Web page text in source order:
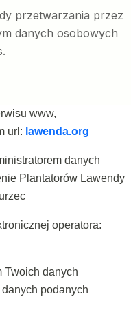
przetwarzania przez
danych osobowych
www,
url: lawenda.org
danych
Plantatorów Lawendy
operatora:
Twoich danych
podanych